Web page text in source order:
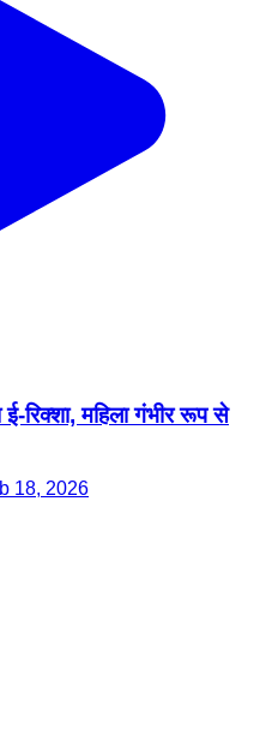
रिक्शा, महिला गंभीर रूप से
18, 2026